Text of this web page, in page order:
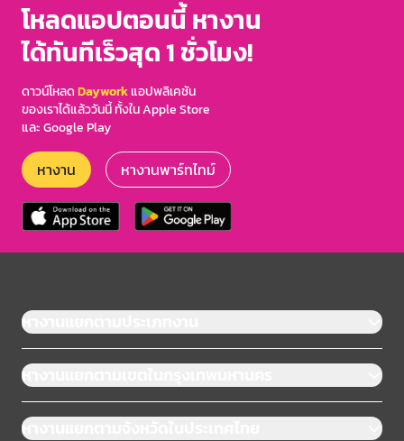
โหลดแอปตอนนี้ หางาน
ได้ทันทีเร็วสุด 1 ชั่วโมง!
ดาวน์โหลดDayworkแอปพลิเคชัน
ของเราได้แล้ววันนี้ ทั้งใน Apple Store
และ Google Play
หางาน หางานพาร์ทไทม์
หางานแยกตามประเภทงาน
หางานแยกตามเขตในกรุงเทพมหานคร
หางานแยกตามจังหวัดในประเทศไทย